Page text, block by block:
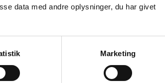
data med andre oplysninger, du har givet
Marketing